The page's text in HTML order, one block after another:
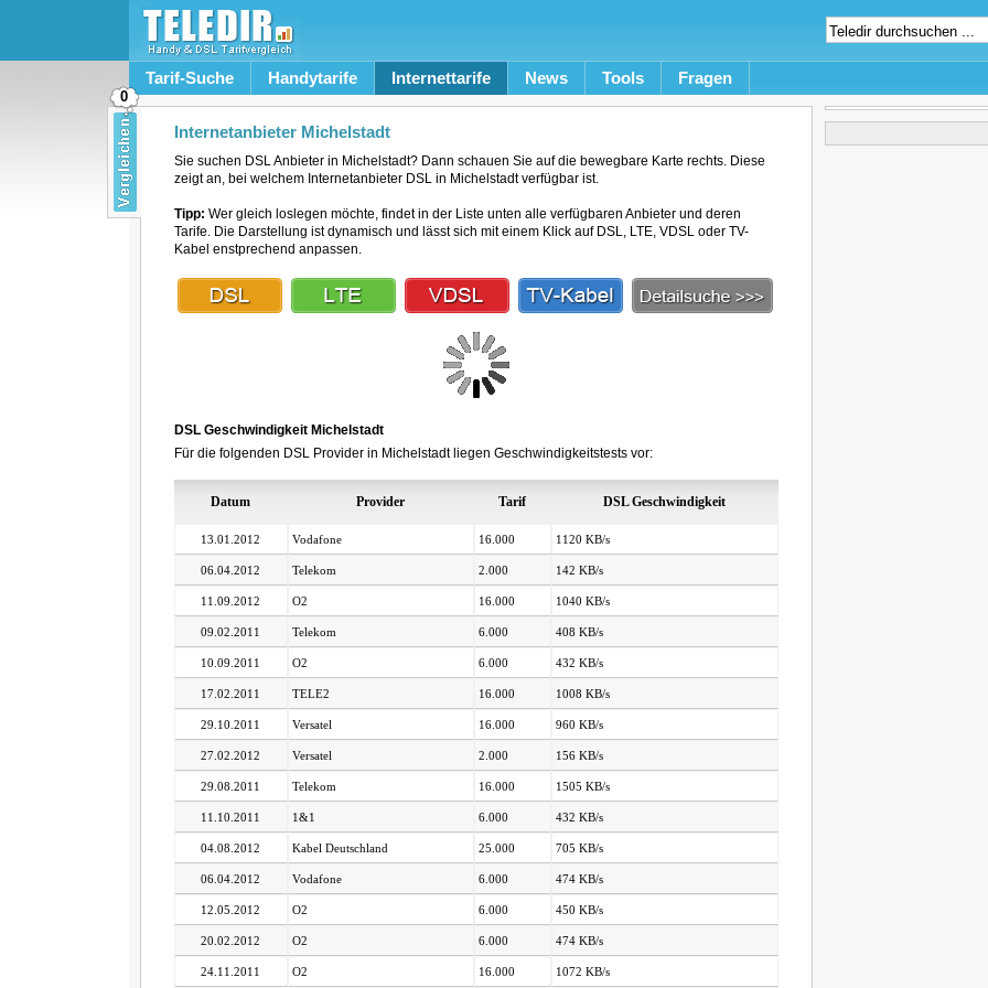
Tarif-Suche Handytarife Internettarife News Tools Fragen
Internetanbieter Michelstadt
Sie suchen DSL Anbieter in Michelstadt? Dann schauen Sie auf die bewegbare Karte rechts. Diese
zeigt an, bei welchem Internetanbieter DSL in Michelstadt verfügbar ist.
Tipp: Wer gleich loslegen möchte, findet in der Liste unten alle verfügbaren Anbieter und deren
Tarife. Die Darstellung ist dynamisch und lässt sich mit einem Klick auf DSL, LTE, VDSL oder TV-
Kabel enstprechend anpassen.
DSL Geschwindigkeit Michelstadt
Für die folgenden DSL Provider in Michelstadt liegen Geschwindigkeitstests vor:
Datum Provider Tarif DSL Geschwindigkeit
13.01.2012 Vodafone 16.000 1120 KB/s
06.04.2012 Telekom 2.000 142 KB/s
11.09.2012 O2 16.000 1040 KB/s
09.02.2011 Telekom 6.000 408 KB/s
10.09.2011 O2 6.000 432 KB/s
17.02.2011 TELE2 16.000 1008 KB/s
29.10.2011 Versatel 16.000 960 KB/s
27.02.2012 Versatel 2.000 156 KB/s
29.08.2011 Telekom 16.000 1505 KB/s
11.10.2011 1&1 6.000 432 KB/s
04.08.2012 Kabel Deutschland 25.000 705 KB/s
06.04.2012 Vodafone 6.000 474 KB/s
12.05.2012 O2 6.000 450 KB/s
20.02.2012 O2 6.000 474 KB/s
24.11.2011 O2 16.000 1072 KB/s
0